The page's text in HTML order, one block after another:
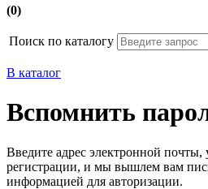
(0)
Поиск по каталогу
В каталог
Вспомнить
Введите адрес электронной почты,
регистрации, и мы вышлем вам
информацией для авторизации.